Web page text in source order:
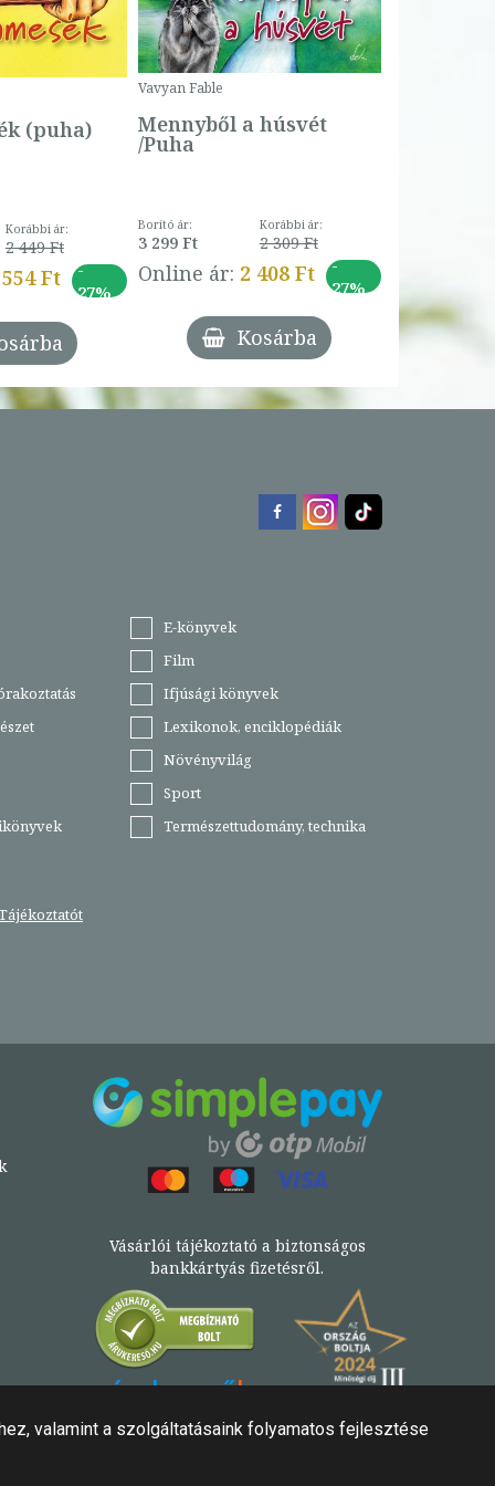
(puha)
Korábbi ár:
2 449 Ft
Ft
-
27%
Vavyan Fable
Mennyből a húsvét
/Puha
Borító ár:
3 299 Ft
Korábbi ár:
2 309 Ft
Online ár: 2 408 Ft
-
27%
Kosárba
E-könyvek
Film
Ifjúsági könyvek
Lexikonok, enciklopédiák
Növényvilág
Sport
Természettudomány, technika
Vásárlói tájékoztató a biztonságos
bankkártyás fizetésről.
Könyv az Árukeresőn